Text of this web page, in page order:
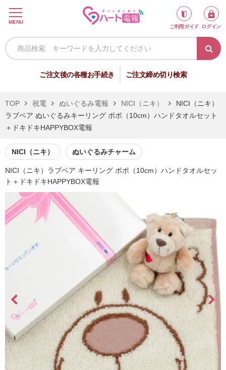
MENU
ご利用ガイド
ログイン
ご注文後の各種お手続き ご注文締め切り検索
新
会
員
登
祝
電
弔
電
検
索
ご
TOP 祝電 ぬいぐるみ電報 NICI（ニキ）
NICI（ニキ）
ラブベア ぬいぐるみキーリング ポポ（10cm）ハンドタオルセット
＋ドキドキHAPPYBOX電報
NICI（ニキ） ぬいぐるみチャーム
NICI（ニキ）ラブベア キーリング ポポ（10cm）ハンドタオルセッ
ト＋ドキドキHAPPYBOX電報